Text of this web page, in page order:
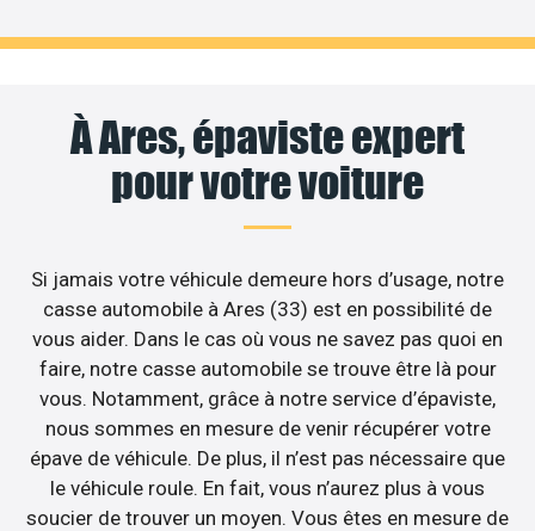
À Ares, épaviste expert
pour votre voiture
Si jamais votre véhicule demeure hors d’usage, notre
casse automobile à Ares (33) est en possibilité de
vous aider. Dans le cas où vous ne savez pas quoi en
faire, notre casse automobile se trouve être là pour
vous. Notamment, grâce à notre service d’épaviste,
nous sommes en mesure de venir récupérer votre
épave de véhicule. De plus, il n’est pas nécessaire que
le véhicule roule. En fait, vous n’aurez plus à vous
soucier de trouver un moyen. Vous êtes en mesure de